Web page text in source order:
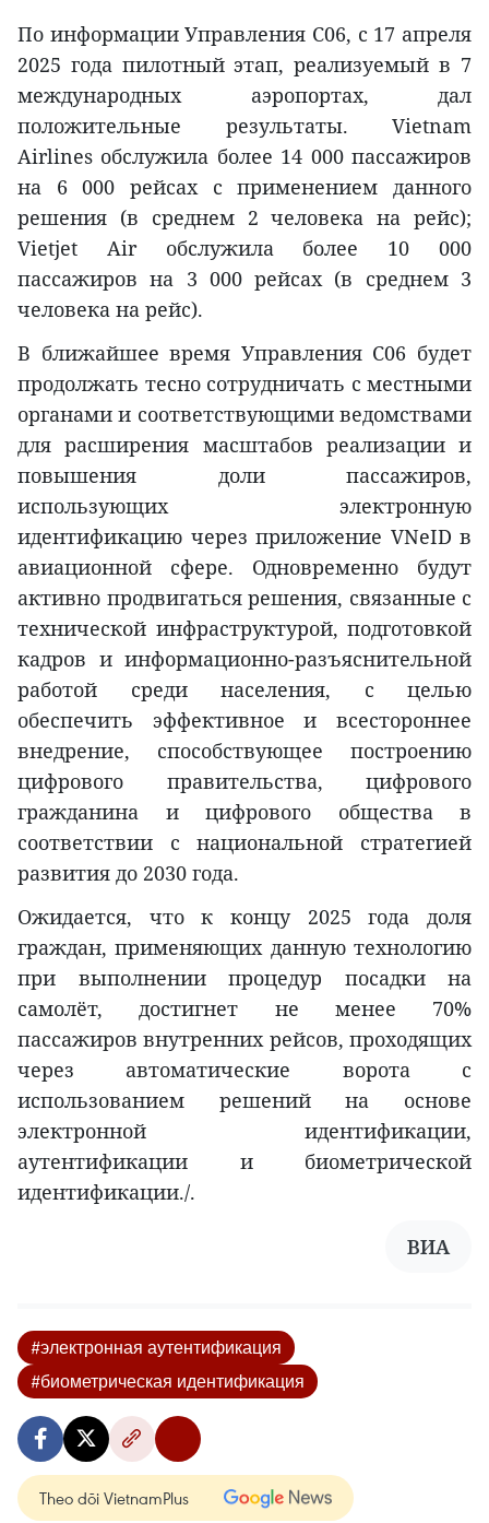
По информации Управления C06, с 17 апреля
2025 года пилотный этап, реализуемый в 7
международных аэропортах, дал
положительные результаты. Vietnam
Airlines обслужила более 14 000 пассажиров
на 6 000 рейсах с применением данного
решения (в среднем 2 человека на рейс);
Vietjet Air обслужила более 10 000
пассажиров на 3 000 рейсах (в среднем 3
человека на рейс).
В ближайшее время Управления C06 будет
продолжать тесно сотрудничать с местными
органами и соответствующими ведомствами
для расширения масштабов реализации и
повышения доли пассажиров,
использующих электронную
идентификацию через приложение VNeID в
авиационной сфере. Одновременно будут
активно продвигаться решения, связанные с
технической инфраструктурой, подготовкой
кадров и информационно-разъяснительной
работой среди населения, с целью
обеспечить эффективное и всестороннее
внедрение, способствующее построению
цифрового правительства, цифрового
гражданина и цифрового общества в
соответствии с национальной стратегией
развития до 2030 года.
Ожидается, что к концу 2025 года доля
граждан, применяющих данную технологию
при выполнении процедур посадки на
самолёт, достигнет не менее 70%
пассажиров внутренних рейсов, проходящих
через автоматические ворота с
использованием решений на основе
электронной идентификации,
аутентификации и биометрической
идентификации./.
ВИА
#электронная аутентификация
#биометрическая идентификация
Theo dõi VietnamPlus